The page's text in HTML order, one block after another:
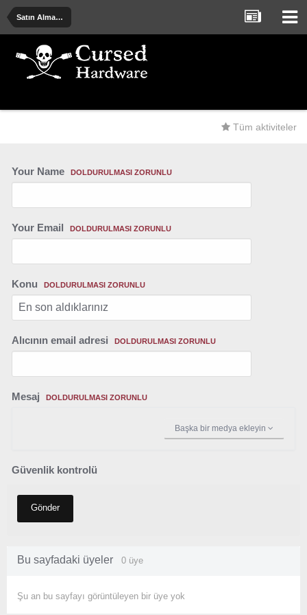
Satın Alma Önerileri - Deneyimler - Uyarılar
Tüm aktiviteler
Your Name DOLDURULMASI ZORUNLU
Your Email DOLDURULMASI ZORUNLU
Konu DOLDURULMASI ZORUNLU
Alıcının email adresi DOLDURULMASI ZORUNLU
Mesaj DOLDURULMASI ZORUNLU
Başka bir medya ekleyin
Güvenlik kontrolü
Gönder
Bu sayfadaki üyeler 0 üye
Şu an bu sayfayı görüntüleyen bir üye yok